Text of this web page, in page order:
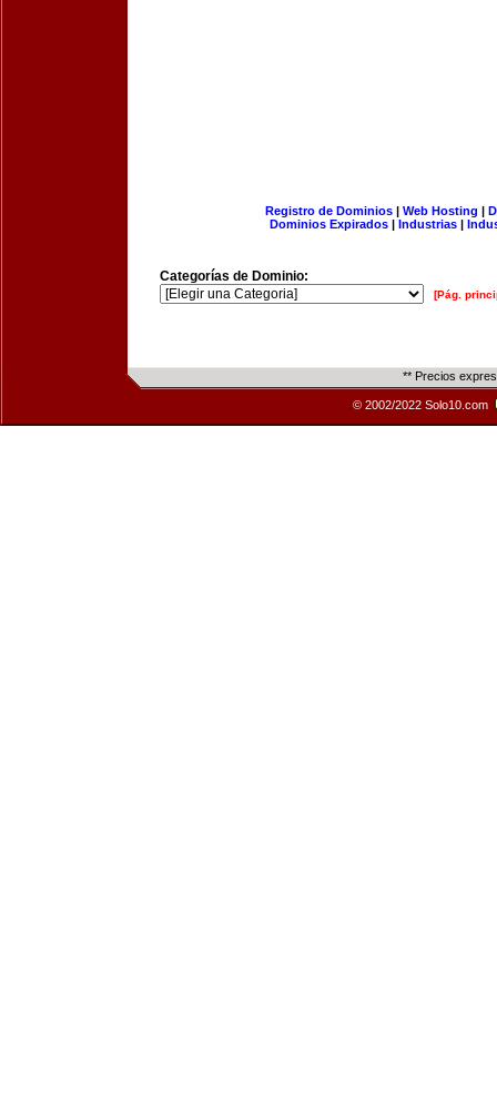
Registro de Dominios| Web Hosting |
Dominios Expirados | Industrias |
Categorías de Dominio:
[Pág.
** Precios
© 2002/2022 Solo10.com